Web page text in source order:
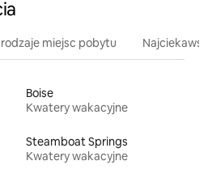
rodzaje miejsc pobytu
Boise
Kwatery wakacyjne
Steamboat Springs
Kwatery wakacyjne